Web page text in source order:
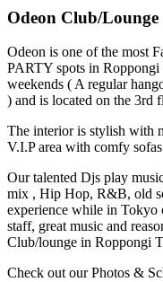
Odeon Club/Lounge
Odeon is one of the most
PARTY spots in
weekends ( A regular
) and is located on the 3rd
The interior is stylish with
V.I.P area with comfy
Our talented Djs play
mix , Hip Hop, R&B, old
experience while in
staff, great music and
Club/lounge in Roppongi
Check out our Photos &